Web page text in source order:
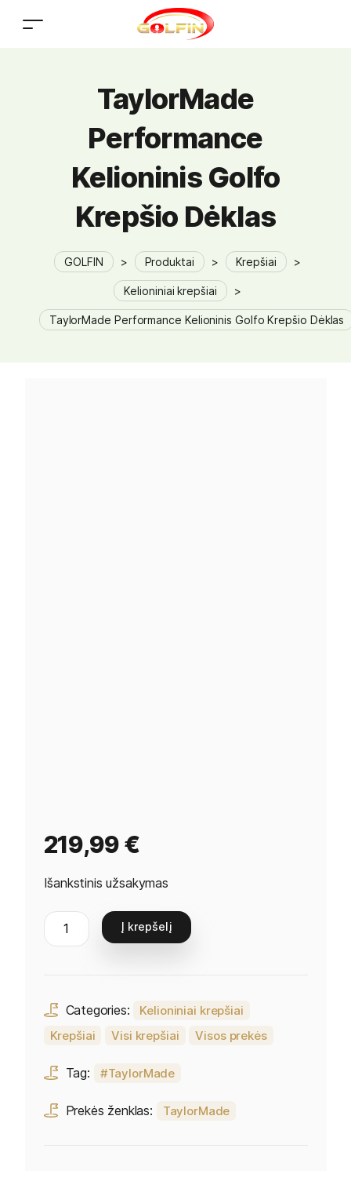
TaylorMade
Performance
Kelioninis Golfo
Krepšio Dėklas
GOLFIN > Produktai > Krepšiai >
Kelioniniai krepšiai >
TaylorMade Performance Kelioninis Golfo Krepšio Dėklas
219,99€
Išankstinis užsakymas
Į krepšelį
Categories:
Kelioniniai krepšiai
Krepšiai
Visi krepšiai Visos prekės
Tag: TaylorMade
Prekės ženklas: TaylorMade